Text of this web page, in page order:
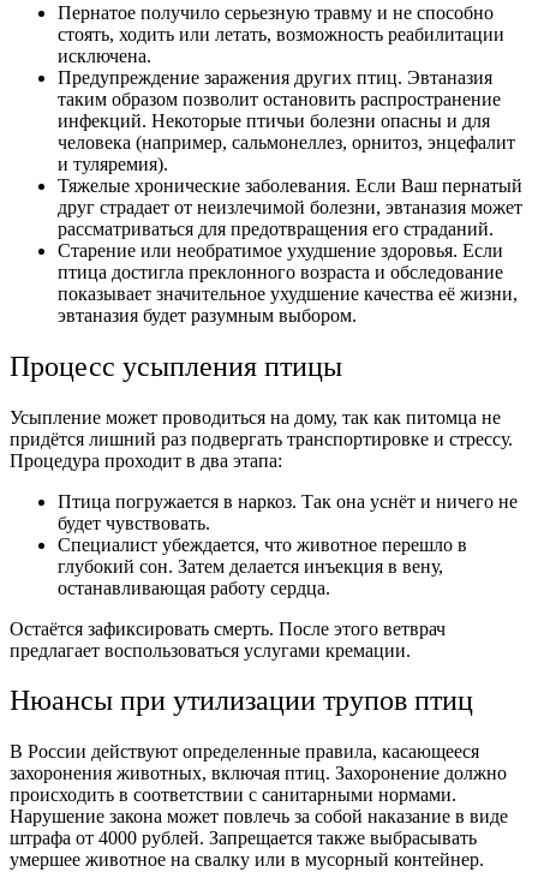
Пернатое получило серьезную травму и не способно
стоять, ходить или летать, возможность реабилитации
исключена.
Предупреждение заражения других птиц. Эвтаназия
таким образом позволит остановить распространение
инфекций. Некоторые птичьи болезни опасны и для
человека (например, сальмонеллез, орнитоз, энцефалит
и туляремия).
Тяжелые хронические заболевания. Если Ваш пернатый
друг страдает от неизлечимой болезни, эвтаназия может
рассматриваться для предотвращения его страданий.
Старение или необратимое ухудшение здоровья. Если
птица достигла преклонного возраста и обследование
показывает значительное ухудшение качества её жизни,
эвтаназия будет разумным выбором.
Процесс усыпления птицы
Усыпление может проводиться на дому, так как питомца не
придётся лишний раз подвергать транспортировке и стрессу.
Процедура проходит в два этапа:
Птица погружается в наркоз. Так она уснёт и ничего не
будет чувствовать.
Специалист убеждается, что животное перешло в
глубокий сон. Затем делается инъекция в вену,
останавливающая работу сердца.
Остаётся зафиксировать смерть. После этого ветврач
предлагает воспользоваться услугами кремации.
Нюансы при утилизации трупов птиц
В России действуют определенные правила, касающееся
захоронения животных, включая птиц. Захоронение должно
происходить в соответствии с санитарными нормами.
Нарушение закона может повлечь за собой наказание в виде
штрафа от 4000 рублей. Запрещается также выбрасывать
умершее животное на свалку или в мусорный контейнер.